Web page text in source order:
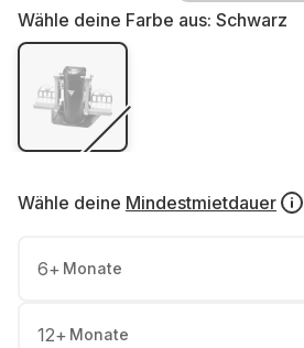
Wähle deine Farbe aus: Schwarz
Wähle deine Mindestmietdauer
6+ Monate
12+ Monate